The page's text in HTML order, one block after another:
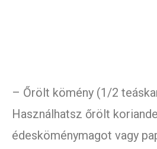
– Őrölt kömény (1/2
Használhatsz őrölt
édesköménymagot vagy